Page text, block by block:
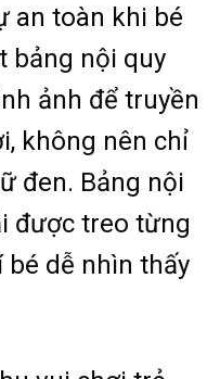
an toàn khi bé
bảng nội quy
ảnh để truyền
không nên chỉ
đen. Bảng nội
được treo từng
bé dễ nhìn thấy